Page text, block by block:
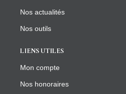
Nos actualités
Nos outils
LIENS UTILES
Mon compte
Nos honoraires